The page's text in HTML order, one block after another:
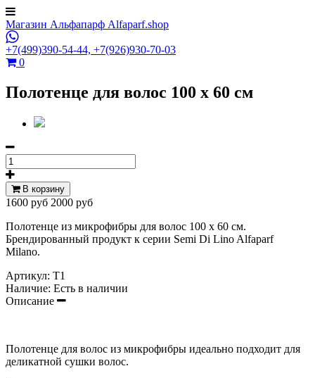
Магазин Альфапарф Alfaparf.shop
+7(499)390-54-44, +7(926)930-70-03
0
Полотенце для волос 100 х 60 см
В корзину
1600 руб 2000 руб
Полотенце из микрофибры для волос 100 х 60 см.
Брендированный продукт к серии Semi Di Lino Alfaparf
Milano.
Артикул: Т1
Наличие: Есть в наличии
Описание
Полотенце для волос из микрофибры идеально подходит для
деликатной сушки волос.